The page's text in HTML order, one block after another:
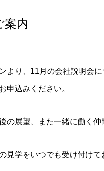
案内
より、11月の会社説明会に
申込みください。
の展望、また一緒に働く仲
見学をいつでも受け付けて